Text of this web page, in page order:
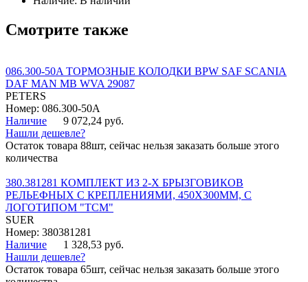
Смотрите также
086.300-50A ТОРМОЗНЫЕ КОЛОДКИ BPW SAF SCANIA
DAF MAN MB WVA 29087
PETERS
Номер: 086.300-50A
Наличие
9 072,24 руб.
Нашли дешевле?
Остаток товара 88шт, сейчас нельзя заказать больше этого
количества
380.381281 КОМПЛЕКТ ИЗ 2-Х БРЫЗГОВИКОВ
РЕЛЬЕФНЫХ С КРЕПЛЕНИЯМИ, 450Х300ММ, С
ЛОГОТИПОМ "ТСМ"
SUER
Номер: 380381281
Наличие
1 328,53 руб.
Нашли дешевле?
Остаток товара 65шт, сейчас нельзя заказать больше этого